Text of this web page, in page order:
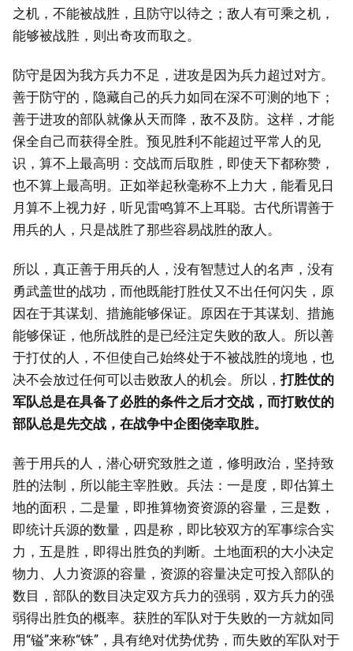
之机，不能被战胜，且防守以待之；敌人有可乘之机，
能够被战胜，则出奇攻而取之。
防守是因为我方兵力不足，进攻是因为兵力超过对方。
善于防守的，隐藏自己的兵力如同在深不可测的地下；
善于进攻的部队就像从天而降，敌不及防。这样，才能
保全自己而获得全胜。预见胜利不能超过平常人的见
识，算不上最高明：交战而后取胜，即使天下都称赞，
也不算上最高明。正如举起秋毫称不上力大，能看见日
月算不上视力好，听见雷鸣算不上耳聪。古代所谓善于
用兵的人，只是战胜了那些容易战胜的敌人。
所以，真正善于用兵的人，没有智慧过人的名声，没有
勇武盖世的战功，而他既能打胜仗又不出任何闪失，原
因在于其谋划、措施能够保证。原因在于其谋划、措施
能够保证，他所战胜的是已经注定失败的敌人。所以善
于打仗的人，不但使自己始终处于不被战胜的境地，也
决不会放过任何可以击败敌人的机会。所以， 打胜仗的
军队总是在具备了必胜的条件之后才交战，而打败仗的
部队总是先交战，在战争中企图侥幸取胜。
善于用兵的人，潜心研究致胜之道，修明政治，坚持致
胜的法制，所以能主宰胜败。兵法：一是度，即估算土
地的面积，二是量，即推算物资资源的容量，三是数，
即统计兵源的数量，四是称，即比较双方的军事综合实
力，五是胜，即得出胜负的判断。土地面积的大小决定
物力、人力资源的容量，资源的容量决定可投入部队的
数目，部队的数目决定双方兵力的强弱，双方兵力的强
弱得出胜负的概率。获胜的军队对于失败的一方就如同
用“镒”来称“铢”，具有绝对优势优势，而失败的军队对于